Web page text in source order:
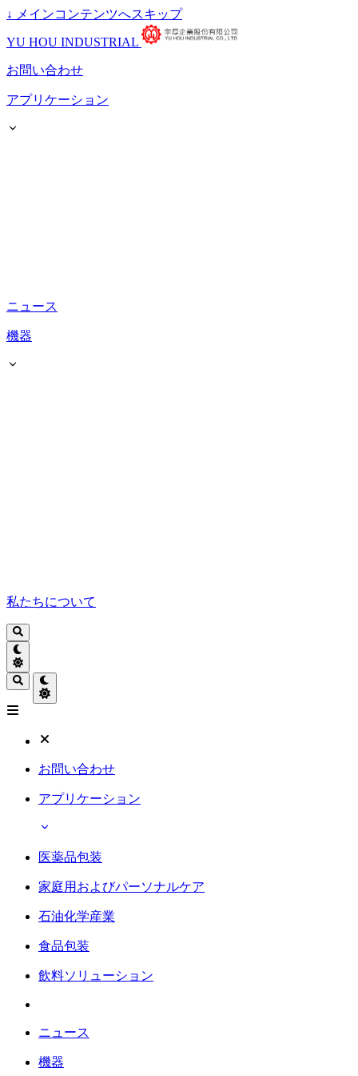
↓ メインコンテンツへスキップ
YU HOU INDUSTRIAL
お問い合わせ
アプリケーション
ニュース
機器
私たちについて
お問い合わせ
アプリケーション
医薬品包装
家庭用およびパーソナルケア
石油化学産業
食品包装
飲料ソリューション
ニュース
機器